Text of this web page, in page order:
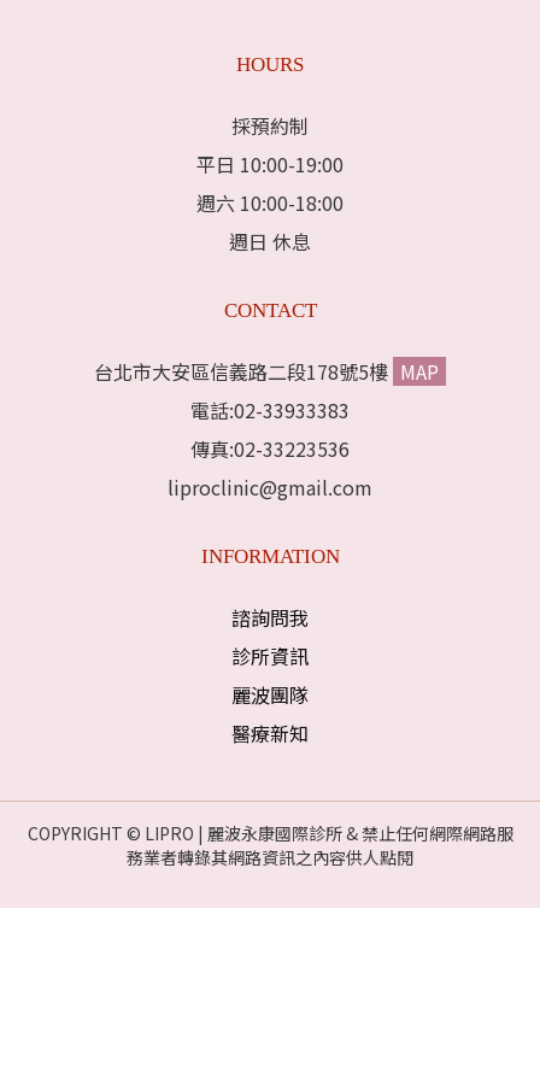
HOURS
採預約制
平日 10:00-19:00
週六 10:00-18:00
週日 休息
CONTACT
台北市大安區信義路二段178號5樓 MAP
電話:02-33933383
傳真:02-33223536
liproclinic@gmail.com
INFORMATION
諮詢問我
診所資訊
麗波團隊
醫療新知
COPYRIGHT © LIPRO | 麗波永康國際診所 & 禁止任何網際網路服
務業者轉錄其網路資訊之內容供人點閱